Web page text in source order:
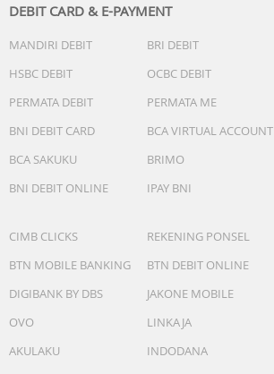
DEBIT CARD & E-PAYMENT
MANDIRI DEBIT BRI DEBIT
HSBC DEBIT
OCBC DEBIT
PERMATA DEBIT
PERMATA ME
BNI DEBIT CARD
BCA VIRTUAL ACCOUNT
BCA SAKUKU
BRIMO
BNI DEBIT ONLINE
IPAY BNI
CIMB CLICKS
REKENING PONSEL
BTN MOBILE BANKING
BTN DEBIT ONLINE
DIGIBANK BY DBS
JAKONE MOBILE
OVO
LINKAJA
AKULAKU
INDODANA